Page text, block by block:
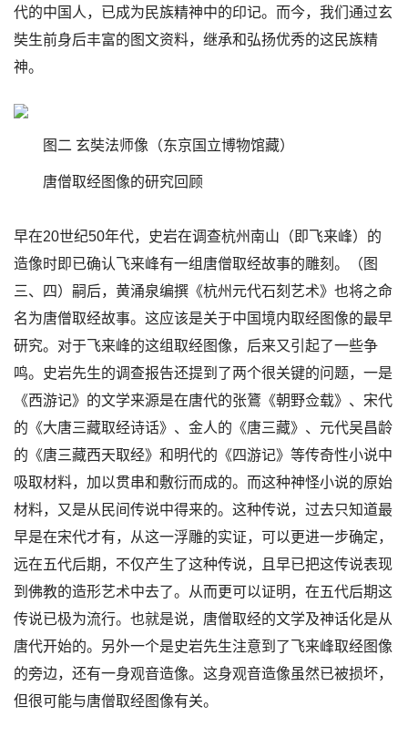
代的中国人，已成为民族精神中的印记。而今，我们通过玄
奘生前身后丰富的图文资料，继承和弘扬优秀的这民族精
神。
图二 玄奘法师像（东京国立博物馆藏）
唐僧取经图像的研究回顾
早在20世纪50年代，史岩在调查杭州南山（即飞来峰）的
造像时即已确认飞来峰有一组唐僧取经故事的雕刻。（图
三、四）嗣后，黄涌泉编撰《杭州元代石刻艺术》也将之命
名为唐僧取经故事。这应该是关于中国境内取经图像的最早
研究。对于飞来峰的这组取经图像，后来又引起了一些争
鸣。史岩先生的调查报告还提到了两个很关键的问题，一是
《西游记》的文学来源是在唐代的张鷟《朝野佥载》、宋代
的《大唐三藏取经诗话》、金人的《唐三藏》、元代吴昌龄
的《唐三藏西天取经》和明代的《四游记》等传奇性小说中
吸取材料，加以贯串和敷衍而成的。而这种神怪小说的原始
材料，又是从民间传说中得来的。这种传说，过去只知道最
早是在宋代才有，从这一浮雕的实证，可以更进一步确定，
远在五代后期，不仅产生了这种传说，且早已把这传说表现
到佛教的造形艺术中去了。从而更可以证明，在五代后期这
传说已极为流行。也就是说，唐僧取经的文学及神话化是从
唐代开始的。另外一个是史岩先生注意到了飞来峰取经图像
的旁边，还有一身观音造像。这身观音造像虽然已被损坏，
但很可能与唐僧取经图像有关。